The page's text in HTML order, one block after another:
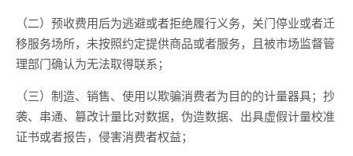
（二）预收费用后为逃避或者拒绝履行义务，关门停业或者迁
移服务场所，未按照约定提供商品或者服务，且被市场监督管
理部门确认为无法取得联系；
（三）制造、销售、使用以欺骗消费者为目的的计量器具；抄
袭、串通、篡改计量比对数据，伪造数据、出具虚假计量校准
证书或者报告，侵害消费者权益；